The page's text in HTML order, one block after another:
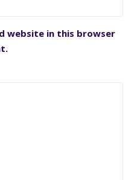
website in this browser